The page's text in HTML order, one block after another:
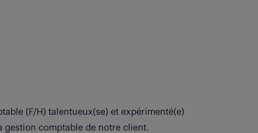
(F/H) talentueux(se) et expérimenté(e)
gestion comptable de notre client.